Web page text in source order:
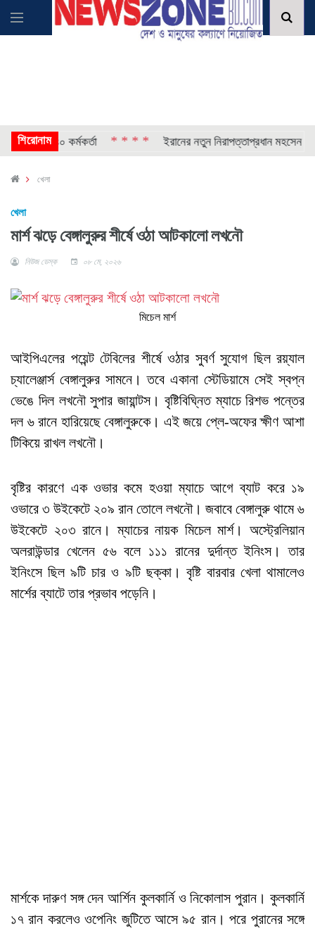
শিরোনাম
আরও ৪০ কর্মকর্তা * * * * ইরানের নতুন নিরাপত্তাপ্রধান মহসেন রেজাই
খেলা
খেলা
মার্শ ঝড়ে বেঙ্গালুরুর শীর্ষে ওঠা আটকালো লখনৌ
নিউজ ডেস্ক ০৮ মে, ২০২৬
মিচেল মার্শ
আইপিএলের পয়েন্ট টেবিলের শীর্ষে ওঠার সুবর্ণ সুযোগ ছিল রয়্যাল
চ্যালেঞ্জার্স বেঙ্গালুরুর সামনে। তবে একানা স্টেডিয়ামে সেই স্বপ্ন
ভেঙে দিল লখনৌ সুপার জায়ান্টস। বৃষ্টিবিঘ্নিত ম্যাচে রিশভ পন্তের
দল ৬ রানে হারিয়েছে বেঙ্গালুরুকে। এই জয়ে প্লে-অফের ক্ষীণ আশা
টিকিয়ে রাখল লখনৌ।
বৃষ্টির কারণে এক ওভার কমে হওয়া ম্যাচে আগে ব্যাট করে ১৯
ওভারে ৩ উইকেটে ২০৯ রান তোলে লখনৌ। জবাবে বেঙ্গালুরু থামে ৬
উইকেটে ২০৩ রানে। ম্যাচের নায়ক মিচেল মার্শ। অস্ট্রেলিয়ান
অলরাউন্ডার খেলেন ৫৬ বলে ১১১ রানের দুর্দান্ত ইনিংস। তার
ইনিংসে ছিল ৯টি চার ও ৯টি ছক্কা। বৃষ্টি বারবার খেলা থামালেও
মার্শের ব্যাটে তার প্রভাব পড়েনি।
মার্শকে দারুণ সঙ্গ দেন আর্শিন কুলকার্নি ও নিকোলাস পুরান। কুলকার্নি
১৭ রান করলেও ওপেনিং জুটিতে আসে ৯৫ রান। পরে পুরানের সঙ্গে